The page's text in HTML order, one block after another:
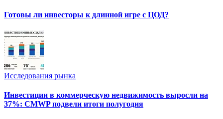
Готовы ли инвесторы к длинной игре с ЦОД?
Исследования рынка
Инвестиции в коммерческую недвижимость выросли на
37%: CMWP подвели итоги полугодия